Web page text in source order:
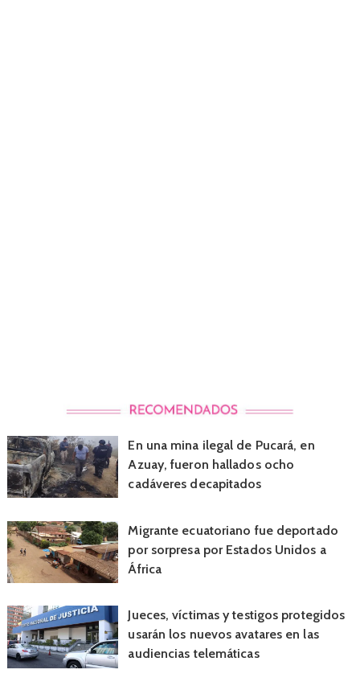
En una mina ilegal de Pucará, en
Azuay, fueron hallados ocho
cadáveres decapitados
Migrante ecuatoriano fue deportado
por sorpresa por Estados Unidos a
África
Jueces, víctimas y testigos protegidos
usarán los nuevos avatares en las
audiencias telemáticas